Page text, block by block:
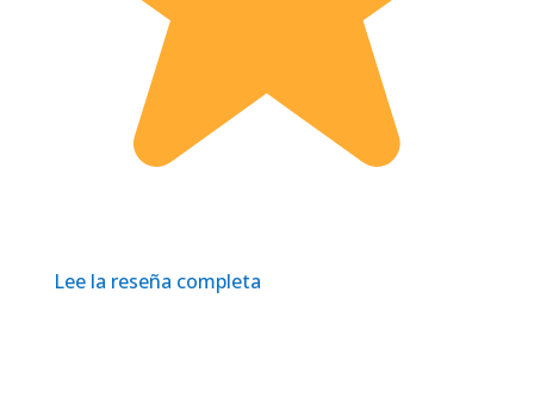
Lee la reseña completa